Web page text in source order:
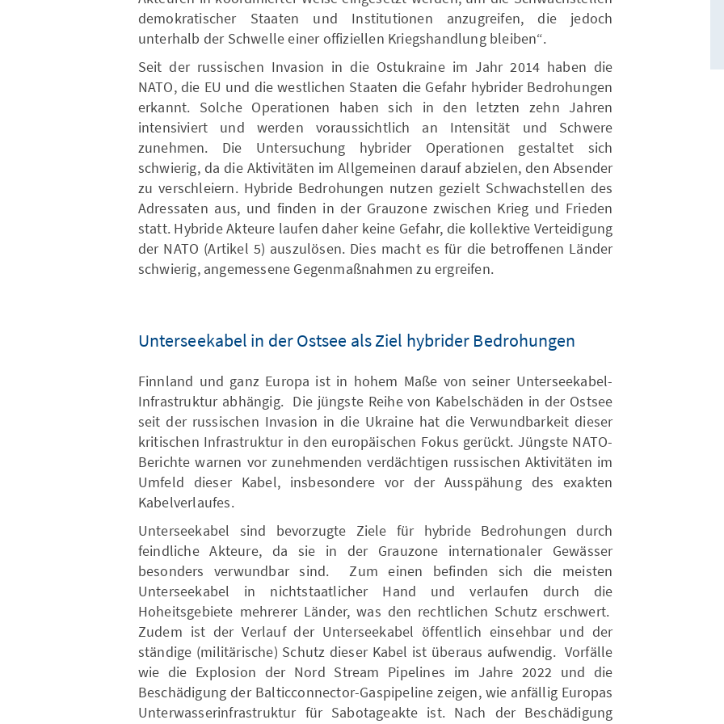
demokratischer Staaten und Institutionen anzugreifen, die jedoch
unterhalb der Schwelle einer offiziellen Kriegshandlung bleiben“.
Seit der russischen Invasion in die Ostukraine im Jahr 2014 haben die
NATO, die EU und die westlichen Staaten die Gefahr hybrider Bedrohungen
erkannt. Solche Operationen haben sich in den letzten zehn Jahren
intensiviert und werden voraussichtlich an Intensität und Schwere
zunehmen. Die Untersuchung hybrider Operationen gestaltet sich
schwierig, da die Aktivitäten im Allgemeinen darauf abzielen, den Absender
zu verschleiern. Hybride Bedrohungen nutzen gezielt Schwachstellen des
Adressaten aus, und finden in der Grauzone zwischen Krieg und Frieden
statt. Hybride Akteure laufen daher keine Gefahr, die kollektive Verteidigung
der NATO (Artikel 5) auszulösen. Dies macht es für die betroffenen Länder
schwierig, angemessene Gegenmaßnahmen zu ergreifen.
Unterseekabel in der Ostsee als Ziel hybrider Bedrohungen
Finnland und ganz Europa ist in hohem Maße von seiner Unterseekabel-
Infrastruktur abhängig. Die jüngste Reihe von Kabelschäden in der Ostsee
seit der russischen Invasion in die Ukraine hat die Verwundbarkeit dieser
kritischen Infrastruktur in den europäischen Fokus gerückt. Jüngste NATO-
Berichte warnen vor zunehmenden verdächtigen russischen Aktivitäten im
Umfeld dieser Kabel, insbesondere vor der Ausspähung des exakten
Kabelverlaufes.
Unterseekabel sind bevorzugte Ziele für hybride Bedrohungen durch
feindliche Akteure, da sie in der Grauzone internationaler Gewässer
besonders verwundbar sind. Zum einen befinden sich die meisten
Unterseekabel in nichtstaatlicher Hand und verlaufen durch die
Hoheitsgebiete mehrerer Länder, was den rechtlichen Schutz erschwert.
Zudem ist der Verlauf der Unterseekabel öffentlich einsehbar und der
ständige (militärische) Schutz dieser Kabel ist überaus aufwendig. Vorfälle
wie die Explosion der Nord Stream Pipelines im Jahre 2022 und die
Beschädigung der Balticconnector-Gaspipeline zeigen, wie anfällig Europas
Unterwasserinfrastruktur für Sabotageakte ist. Nach der Beschädigung